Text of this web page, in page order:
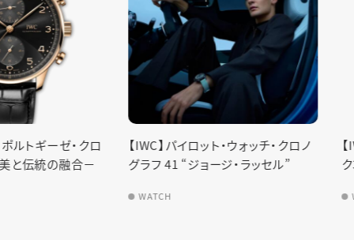
ゼ・クロ
融合－
【IWC】パイロット・ウォッチ・クロノ
グラフ 41 “ジョージ・ラッセル”
【IWC】イ